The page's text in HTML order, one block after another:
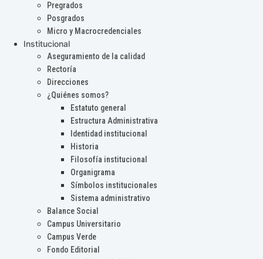
Pregrados
Posgrados
Micro y Macrocredenciales
Institucional
Aseguramiento de la calidad
Rectoría
Direcciones
¿Quiénes somos?
Estatuto general
Estructura Administrativa
Identidad institucional
Historia
Filosofía institucional
Organigrama
Símbolos institucionales
Sistema administrativo
Balance Social
Campus Universitario
Campus Verde
Fondo Editorial